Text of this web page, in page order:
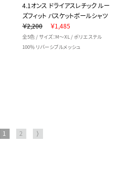
4.1オンス ドライアスレチック ルー
ズフィット バスケットボールシャツ
￥2,200
￥1,485
全5色 / サイズ：M～XL / ポリエステル
100％ リバーシブルメッシュ
1 2 ⟩